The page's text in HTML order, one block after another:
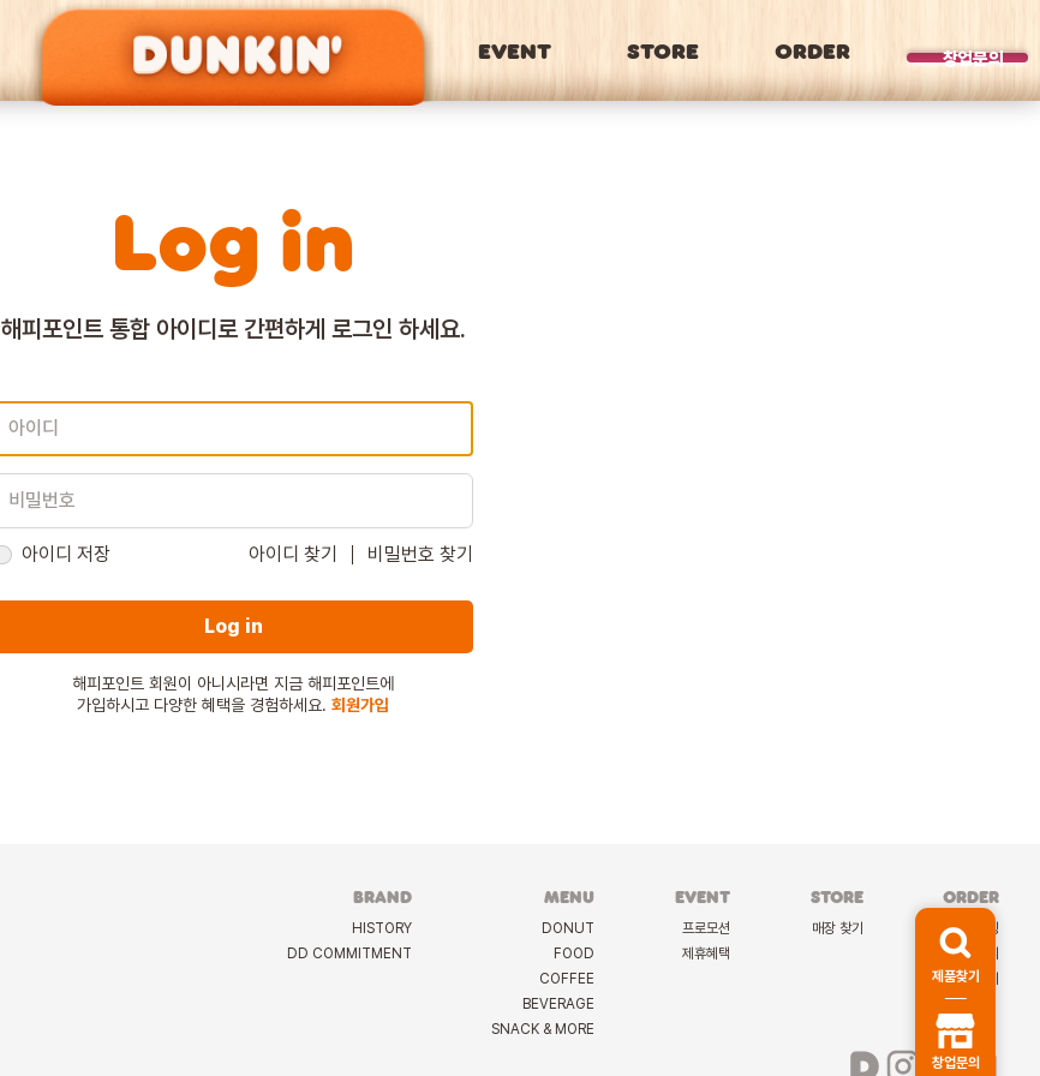
EVENT STORE ORDER 창업문의
BRAND
Log in
해피포인트 통합 아이디로간편하게 로그인 하세요.
아이디 저장 아이디 찾기 비밀번호 찾기
Log in
해피포인트 회원이 아니시라면 지금 해피포인트에
가입하시고 다양한 혜택을 경험하세요. 회원가입
BRAND
HISTORY
DD COMMITMENT
MENU
DONUT
FOOD
COFFEE
BEVERAGE
SNACK & MORE
EVENT
프로모션
제휴혜택
STORE
매장 찾기
ORDER
케이터링
딜리버리
선물하기
제품찾기
창업문의